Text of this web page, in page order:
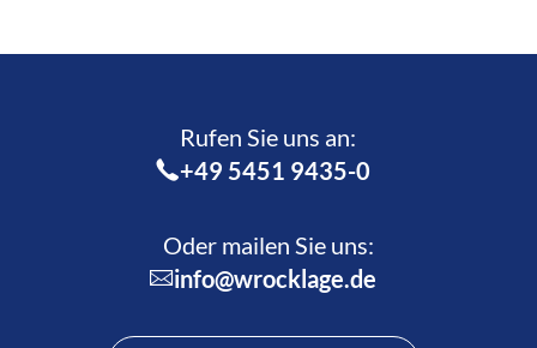
Rufen Sie uns an:­
+49 5451 9435-0
Oder mailen Sie uns:
info@wrocklage.de